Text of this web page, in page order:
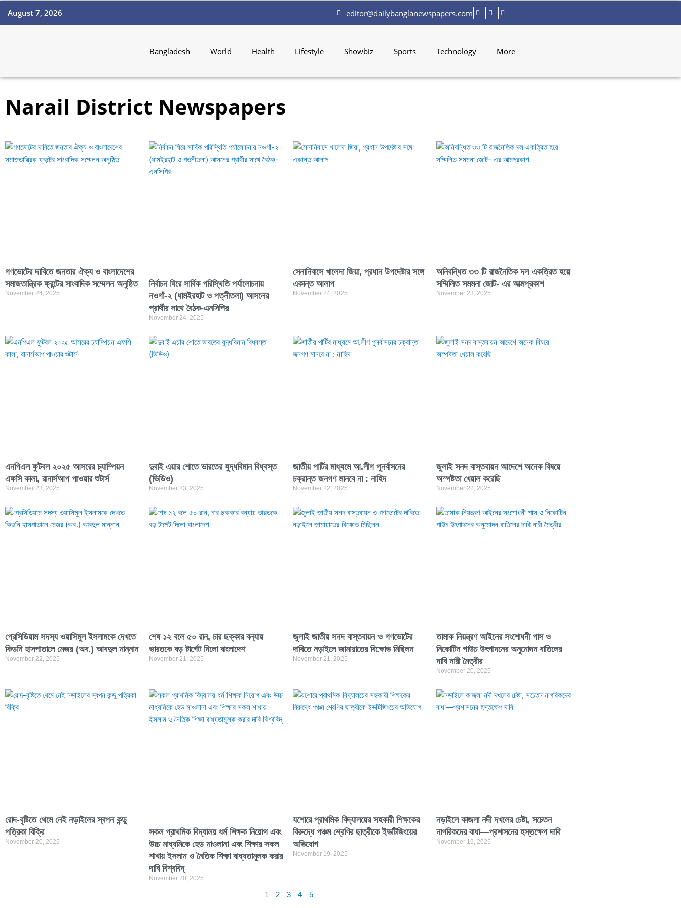
August 7, 2026 editor@dailybanglanewspapers.com
Bangladesh World Health Lifestyle Showbiz Sports Technology More
Narail District Newspapers
গণভোটের দাবিতে জনতার ঐক্য ও বাংলাদেশের
সমাজতান্ত্রিক ফ্রন্টের সাংবাদিক সম্মেলন অনুষ্ঠিত
November 24, 2025
নির্বাচন ঘিরে সার্বিক পরিস্থিতি পর্যালোচনায়
নওগাঁ-২ (ধামইরহাট ও পত্নীতলা) আসনের
প্রার্থীর সাথে বৈঠক-এনসিপির
November 24, 2025
সেনানিবাসে খালেদা জিয়া, প্রধান উপদেষ্টার সঙ্গে
একান্ত আলাপ
November 24, 2025
অনিবন্ধিত ৩৩ টি রাজনৈতিক দল একত্রিত হয়ে
সম্মিলিত সমমনা জোট- এর আত্মপ্রকাশ
November 23, 2025
এনপিএল ফুটবল ২০২৫ আসরের চ্যাম্পিয়ন
এফসি কালা, রানার্সআপ পাওয়ার শুটার্স
November 23, 2025
দুবাই এয়ার শোতে ভারতের যুদ্ধবিমান বিধ্বস্ত
(ভিডিও)
November 23, 2025
জাতীয় পার্টির মাধ্যমে আ.লীগ পুনর্বাসনের
চক্রান্ত জনগণ মানবে না : নাহিদ
November 22, 2025
জুলাই সনদ বাস্তবায়ন আদেশে অনেক বিষয়ে
অস্পষ্টতা খেয়াল করেছি
November 22, 2025
প্রেসিডিয়াম সদস্য ওয়াসিমুল ইসলামকে দেখতে
কিডনি হাসপাতালে মেজর (অব.) আবদুল মান্নান
November 22, 2025
শেষ ১২ বলে ৫০ রান, চার ছক্কার বন্যায়
ভারতকে বড় টার্গেট দিলো বাংলাদেশ
November 21, 2025
জুলাই জাতীয় সনদ বাস্তবায়ন ও গণভোটের
দাবিতে নড়াইলে জামায়াতের বিক্ষোভ মিছিলন
November 21, 2025
তামাক নিয়ন্ত্রণ আইনের সংশোধনী পাস ও
নিকোটিন পাউচ উৎপাদনের অনুমোদন বাতিলের
দাবি নারী মৈত্রীর
November 20, 2025
রোদ-বৃষ্টিতে থেমে নেই নড়াইলের স্বপন কন্ডু
পত্রিকা বিক্রি
November 20, 2025
সকল প্রাথমিক বিদ্যালয় ধর্ম শিক্ষক নিয়োগ এবং
উচ্চ মাধ্যমিকে হেড মাওলানা এবং শিক্ষার সকল
শাখায় ইসলাম ও নৈতিক শিক্ষা বাধ্যতামূলক করার
দাবি বিশ্ববিদ্
November 20, 2025
যশোরে প্রাথমিক বিদ্যালয়ের সহকারী শিক্ষকের
বিরুদ্ধে পঞ্চম শ্রেণির ছাত্রীকে ইভটিজিংয়ের
অভিযোগ
November 19, 2025
নড়াইলে কাজলা নদী দখলের চেষ্টা, সচেতন
নাগরিকদের বাধা—প্রশাসনের হস্তক্ষেপ দাবি
November 19, 2025
1 2 3 4 5